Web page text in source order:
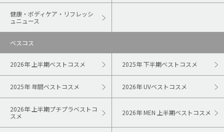
健康・ボディケア・リフレッシ
ュニュース
ベスコス
2026年 上半期ベストコスメ 2025年 下半期ベストコスメ
2025年 年間ベストコスメ 2026年 UVベストコスメ
2026年 上半期プチプラベストコ
スメ
2026年 MEN 上半期ベストコスメ